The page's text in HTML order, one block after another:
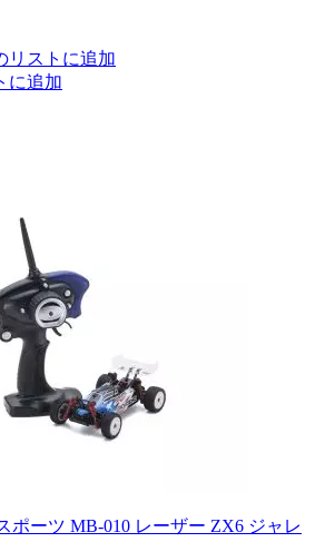
リストに追加
に追加
ポーツ MB-010 レーザー ZX6 ジャレ